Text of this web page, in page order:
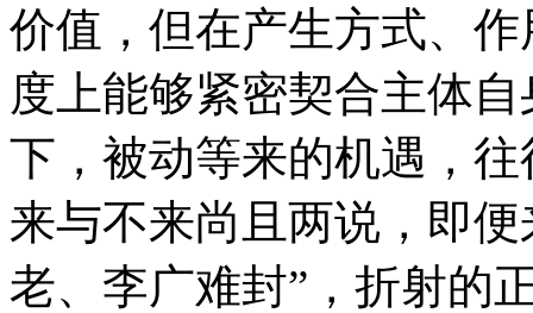
价值，但在产生方式、
度上能够紧密契合主体
下，被动等来的机遇，
来与不来尚且两说，即
老、李广难封”，折射的